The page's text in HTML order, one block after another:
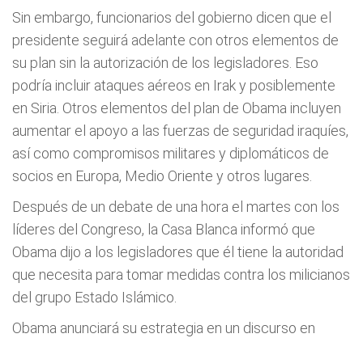
Sin embargo, funcionarios del gobierno dicen que el
presidente seguirá adelante con otros elementos de
su plan sin la autorización de los legisladores. Eso
podría incluir ataques aéreos en Irak y posiblemente
en Siria. Otros elementos del plan de Obama incluyen
aumentar el apoyo a las fuerzas de seguridad iraquíes,
así como compromisos militares y diplomáticos de
socios en Europa, Medio Oriente y otros lugares.
Después de un debate de una hora el martes con los
líderes del Congreso, la Casa Blanca informó que
Obama dijo a los legisladores que él tiene la autoridad
que necesita para tomar medidas contra los milicianos
del grupo Estado Islámico.
Obama anunciará su estrategia en un discurso en